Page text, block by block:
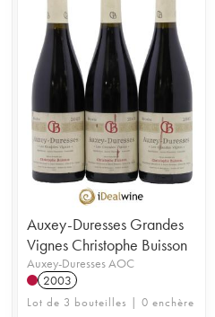
Auxey-Duresses Grandes
Vignes Christophe Buisson
Auxey-Duresses AOC
2003
Lot de 3 bouteilles | 0 enchère